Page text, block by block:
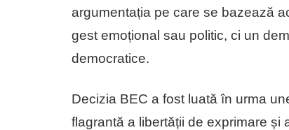
argumentația pe care se bazează
gest emoțional sau politic, ci un
democratice.
Decizia BEC a fost luată în urma
flagrantă a libertății de exprimare și